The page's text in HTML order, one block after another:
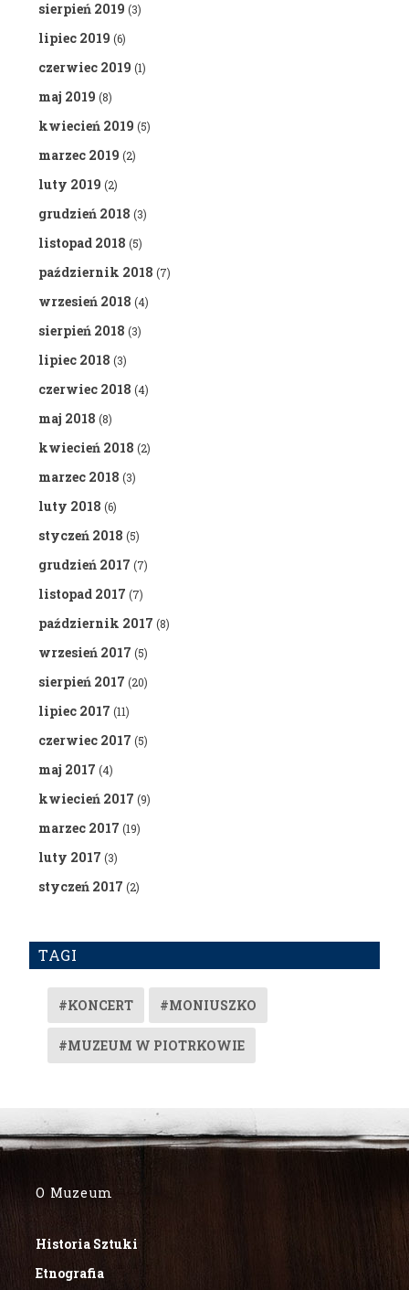
sierpień 2019 (3)
lipiec 2019 (6)
czerwiec 2019 (1)
maj 2019 (8)
kwiecień 2019 (5)
marzec 2019 (2)
luty 2019 (2)
grudzień 2018 (3)
listopad 2018 (5)
październik 2018 (7)
wrzesień 2018 (4)
sierpień 2018 (3)
lipiec 2018 (3)
czerwiec 2018 (4)
maj 2018 (8)
kwiecień 2018 (2)
marzec 2018 (3)
luty 2018 (6)
styczeń 2018 (5)
grudzień 2017 (7)
listopad 2017 (7)
październik 2017 (8)
wrzesień 2017 (5)
sierpień 2017 (20)
lipiec 2017 (11)
czerwiec 2017 (5)
maj 2017 (4)
kwiecień 2017 (9)
marzec 2017 (19)
luty 2017 (3)
styczeń 2017 (2)
TAGI
#KONCERT #MONIUSZKO
#MUZEUM W PIOTRKOWIE
O Muzeum
Historia Sztuki
Etnografia